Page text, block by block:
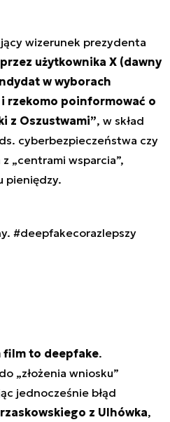
wizerunek prezydenta
użytkownika X (dawny
w wyborach
rzekomo poinformować o
z Oszustwami”, w skład
cyberbezpieczeństwa czy
„centrami wsparcia”,
pieniędzy.
. #deepfakecorazlepszy
film to deepfake.
„złożenia wniosku”
jednocześnie błąd
z Ulhówka,